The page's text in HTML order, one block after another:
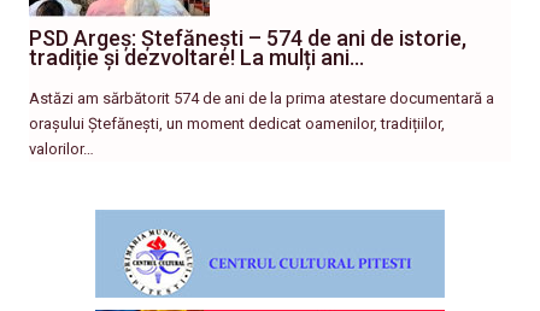
PSD Argeș: Ștefănești – 574 de ani de istorie,
tradiție și dezvoltare! La mulți ani…
Astăzi am sărbătorit 574 de ani de la prima atestare documentară a
orașului Ștefănești, un moment dedicat oamenilor, tradițiilor,
valorilor…